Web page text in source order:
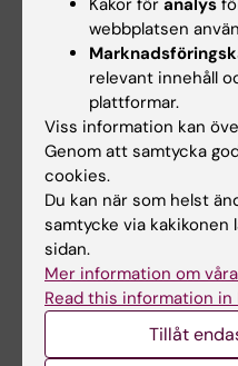
27 jul 2026
Juliette Foucher
tilldelas prestigefyllt
internationellt ALS-
anslag
Juliette Foucher, postdoktor
vid institutionen för klinisk
Kakor för analys
webbplatsen
relevant innehåll
plattformar.
Viss information kan
Genom att samtycka
cookies.
Du kan när som helst
samtycke via
sidan.
Mer information om
Read this information in
Tillåt